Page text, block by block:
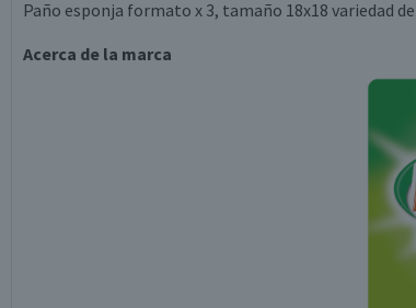
Paño esponja formato x 3, tamaño 18x18 variedad
Acerca de la marca